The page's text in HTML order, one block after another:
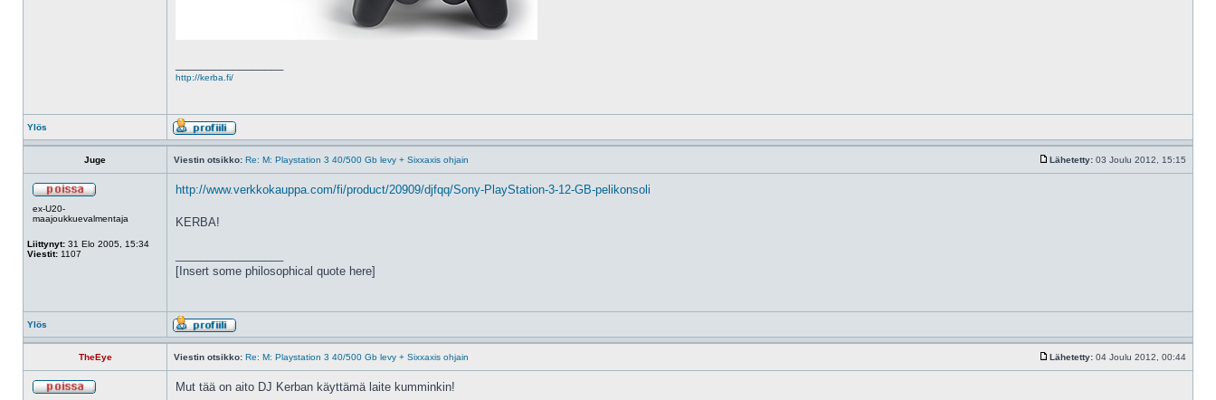
http://kerba.fi/
Ylös
Juge Viestin otsikko: Re: M: Playstation 3 40/500 Gb levy + Sixxaxis ohjain Lähetetty: 03 Joulu 2012, 15:15
ex-U20-
maajoukkuevalmentaja
Liittynyt: 31 Elo 2005, 15:34
Viestit: 1107
http://www.verkkokauppa.com/fi/product/20909/djfqq/Sony-PlayStation-3-12-GB-pelikonsoli
KERBA!
[Insert some philosophical quote here]
Ylös
TheEye Viestin otsikko: Re: M: Playstation 3 40/500 Gb levy + Sixxaxis ohjain Lähetetty: 04 Joulu 2012, 00:44
Mut tää on aito DJ Kerban käyttämä laite kumminkin!